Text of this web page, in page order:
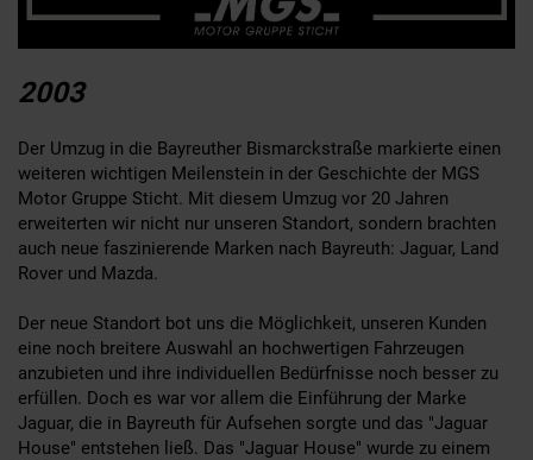
2003
Der Umzug in die Bayreuther Bismarckstraße markierte einen
weiteren wichtigen Meilenstein in der Geschichte der MGS
Motor Gruppe Sticht. Mit diesem Umzug vor 20 Jahren
erweiterten wir nicht nur unseren Standort, sondern brachten
auch neue faszinierende Marken nach Bayreuth: Jaguar, Land
Rover und Mazda.
Der neue Standort bot uns die Möglichkeit, unseren Kunden
eine noch breitere Auswahl an hochwertigen Fahrzeugen
anzubieten und ihre individuellen Bedürfnisse noch besser zu
erfüllen. Doch es war vor allem die Einführung der Marke
Jaguar, die in Bayreuth für Aufsehen sorgte und das "Jaguar
House" entstehen ließ. Das "Jaguar House" wurde zu einem